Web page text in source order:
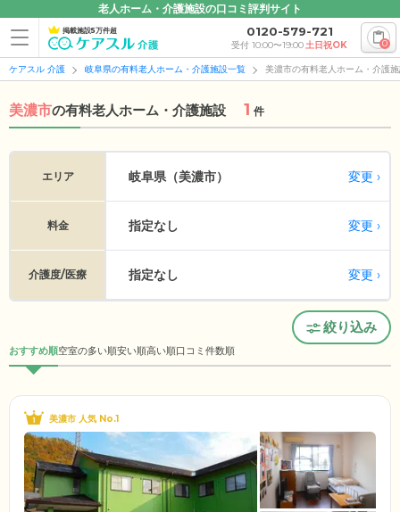
老人ホーム・介護施設の口コミ評判サイト
掲載施設5万件超 0120-579-721
受付 10:00〜19:00土日祝OK 0
ケアスル 介護 岐阜県の有料老人ホーム・介護施設一覧 美濃市の有料老人ホーム・介護
美濃市の有料老人ホーム・介護施設 1 件
エリア 岐阜県（美濃市） 変更
料金 指定なし 変更
介護度/医療 指定なし 変更
絞り込み
おすすめ順空室の多い順安い順高い順口コミ件数順
美濃市 人気 No.1